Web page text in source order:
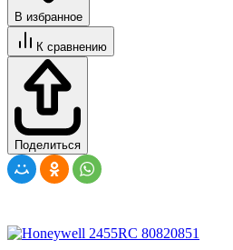
В избранное
К сравнению
Поделиться